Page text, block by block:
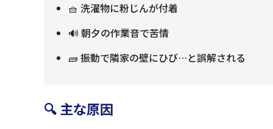
🧺 洗濯物に粉じんが付着
🔊 朝夕の作業音で苦情
🧱 振動で隣家の壁にひび…と誤解される
🔍 主な原因